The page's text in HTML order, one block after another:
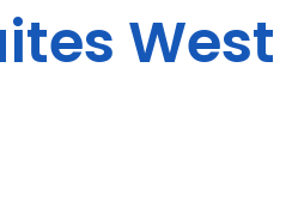
West